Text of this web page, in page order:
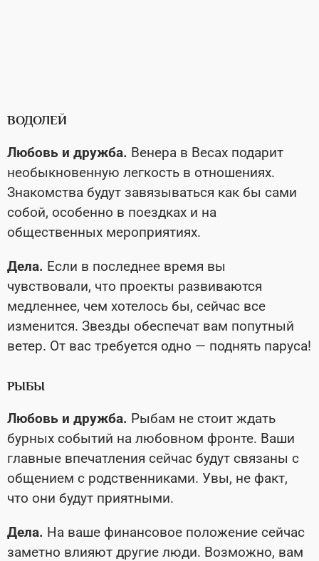
ВОДОЛЕЙ
Любовь и дружба. Венера в Весах подарит
необыкновенную легкость в отношениях.
Знакомства будут завязываться как бы сами
собой, особенно в поездках и на
общественных мероприятиях.
Дела. Если в последнее время вы
чувствовали, что проекты развиваются
медленнее, чем хотелось бы, сейчас все
изменится. Звезды обеспечат вам попутный
ветер. От вас требуется одно — поднять паруса!
РЫБЫ
Любовь и дружба. Рыбам не стоит ждать
бурных событий на любовном фронте. Ваши
главные впечатления сейчас будут связаны с
общением с родственниками. Увы, не факт,
что они будут приятными.
Дела. На ваше финансовое положение сейчас
заметно влияют другие люди. Возможно, вам